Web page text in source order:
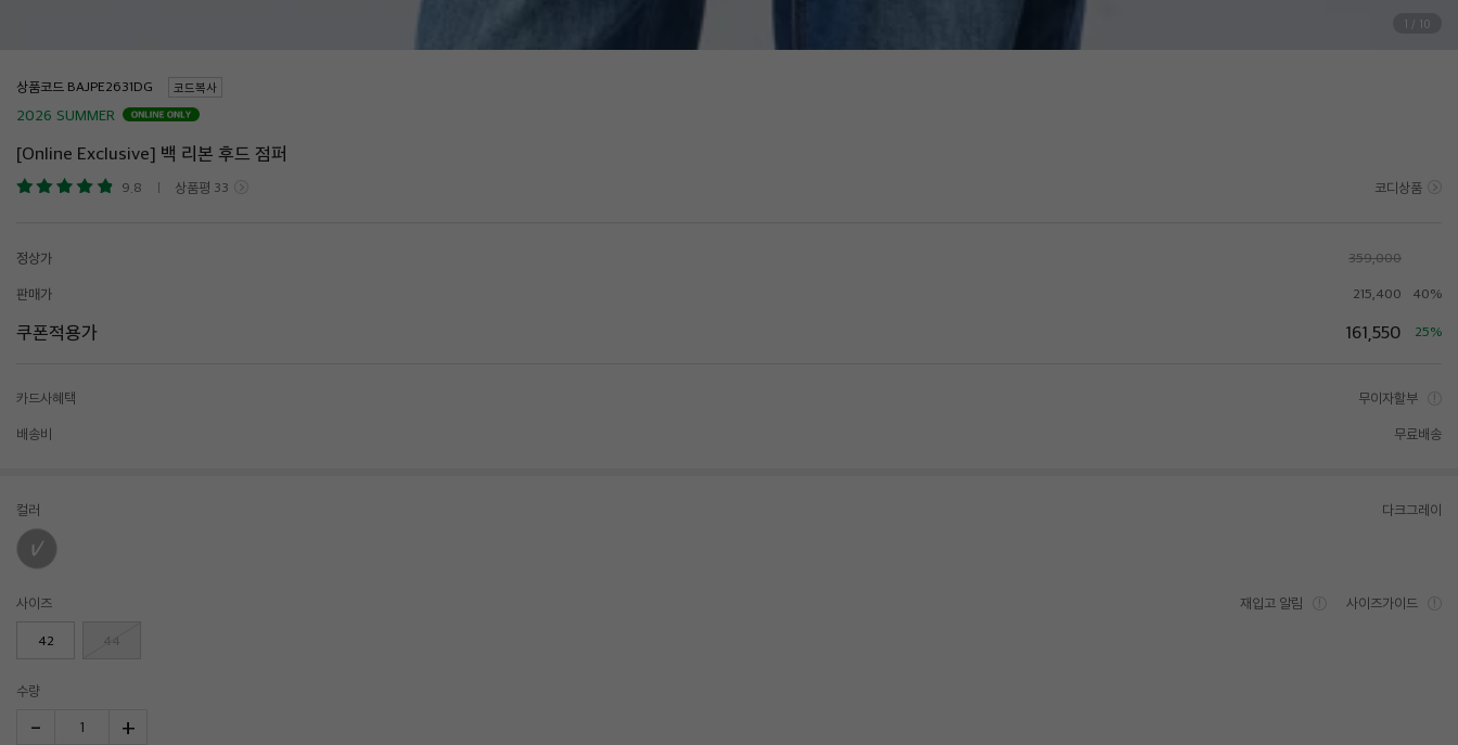
1 / 10
상품코드 코드복사
2026 SUMMER
[Online Exclusive] 백 리본 후드 점퍼
9.8 상품평 33 코디상품
정상가 359,000
판매가 215,400 40%
쿠폰적용가 161,550 25%
카드사혜택 무이자할부
배송비 무료배송
컬러 다크그레이
사이즈 재입고 알림 사이즈가이드
42 44
수량
- 1 +